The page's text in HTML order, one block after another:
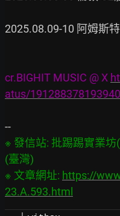
2025.08.09-10 阿姆斯
cr.BIGHIT MUSIC @ X
atus/
※ 發信站: 批踢踢實業
(臺灣)
※ 文章網址: https://
23.A.593.html